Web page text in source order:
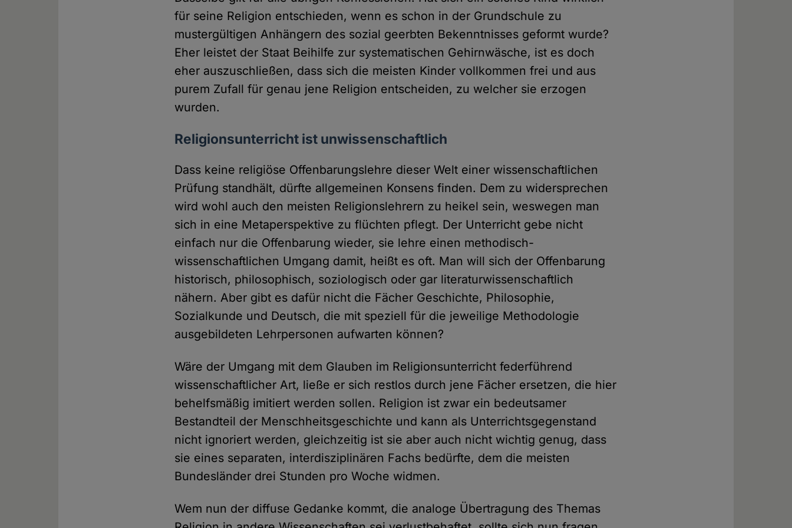
für seine Religion entschieden, wenn es schon in der Grundschule zu
mustergültigen Anhängern des sozial geerbten Bekenntnisses geformt wurde?
Eher leistet der Staat Beihilfe zur systematischen Gehirnwäsche, ist es doch
eher auszuschließen, dass sich die meisten Kinder vollkommen frei und aus
purem Zufall für genau jene Religion entscheiden, zu welcher sie erzogen
wurden.
Religionsunterricht ist unwissenschaftlich
Dass keine religiöse Offenbarungslehre dieser Welt einer wissenschaftlichen
Prüfung standhält, dürfte allgemeinen Konsens finden. Dem zu widersprechen
wird wohl auch den meisten Religionslehrern zu heikel sein, weswegen man
sich in eine Metaperspektive zu flüchten pflegt. Der Unterricht gebe nicht
einfach nur die Offenbarung wieder, sie lehre einen methodisch-
wissenschaftlichen Umgang damit, heißt es oft. Man will sich der Offenbarung
historisch, philosophisch, soziologisch oder gar literaturwissenschaftlich
nähern. Aber gibt es dafür nicht die Fächer Geschichte, Philosophie,
Sozialkunde und Deutsch, die mit speziell für die jeweilige Methodologie
ausgebildeten Lehrpersonen aufwarten können?
Wäre der Umgang mit dem Glauben im Religionsunterricht federführend
wissenschaftlicher Art, ließe er sich restlos durch jene Fächer ersetzen, die hier
behelfsmäßig imitiert werden sollen. Religion ist zwar ein bedeutsamer
Bestandteil der Menschheitsgeschichte und kann als Unterrichtsgegenstand
nicht ignoriert werden, gleichzeitig ist sie aber auch nicht wichtig genug, dass
sie eines separaten, interdisziplinären Fachs bedürfte, dem die meisten
Bundesländer drei Stunden pro Woche widmen.
Wem nun der diffuse Gedanke kommt, die analoge Übertragung des Themas